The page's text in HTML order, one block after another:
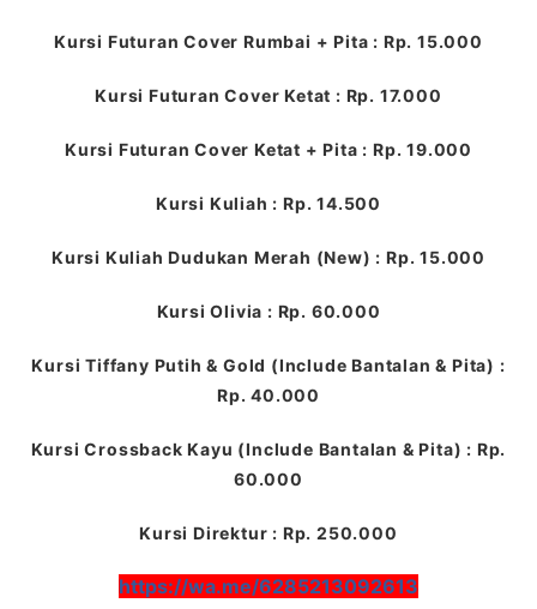
Kursi Futuran Cover Rumbai + Pita : Rp. 15.000
Kursi Futuran Cover Ketat : Rp. 17.000
Kursi Futuran Cover Ketat + Pita : Rp. 19.000
Kursi Kuliah : Rp. 14.500
Kursi Kuliah Dudukan Merah (New) : Rp. 15.000
Kursi Olivia : Rp. 60.000
Kursi Tiffany Putih & Gold (Include Bantalan & Pita) :
Rp. 40.000
Kursi Crossback Kayu (Include Bantalan & Pita) : Rp.
60.000
Kursi Direktur : Rp. 250.000
https://wa.me/6285213092613